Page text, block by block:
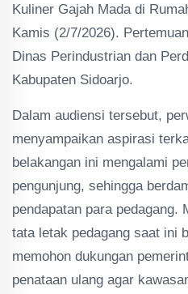
Kuliner Gajah Mada di
Kamis (2/7/2026).
Dinas Perindustrian dan
Kabupaten Sidoarjo.
Dalam audiensi tersebut,
menyampaikan aspirasi
belakangan ini mengalami
pengunjung, sehingga
pendapatan para pedagang.
tata letak pedagang saat ini
memohon dukungan
penataan ulang agar